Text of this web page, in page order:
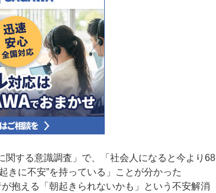
する意識調査」で、「社会人になると今より68
きに不安”を持っている」ことが分かった
抱える「朝起きられないかも」という不安解消